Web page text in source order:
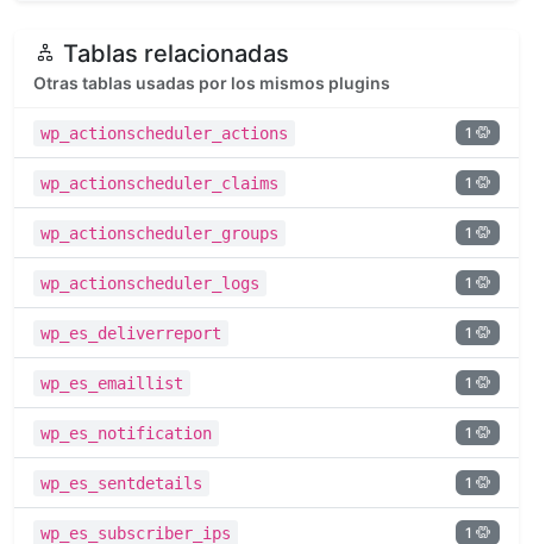
Tablas relacionadas
Otras tablas usadas por los mismos plugins
wp_actionscheduler_actions 1
wp_actionscheduler_claims 1
wp_actionscheduler_groups 1
wp_actionscheduler_logs 1
wp_es_deliverreport 1
wp_es_emaillist 1
wp_es_notification 1
wp_es_sentdetails 1
wp_es_subscriber_ips 1